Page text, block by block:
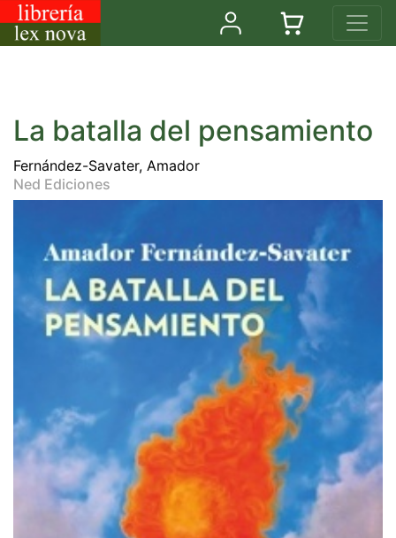
La batalla del pensamiento
Fernández-Savater, Amador
Ned Ediciones